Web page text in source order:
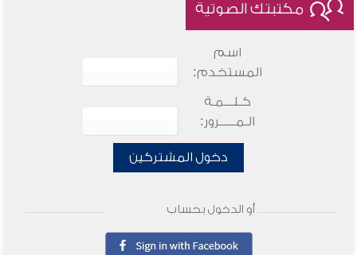
مكتبتك الصوتية
اسم
المستخدم:
كـلـــمـة
الـمـــــرور:
دخول المشتركين
أو الدخول بحساب